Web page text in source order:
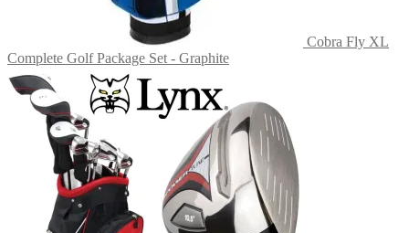
Cobra Fly XL
Complete Golf Package Set - Graphite